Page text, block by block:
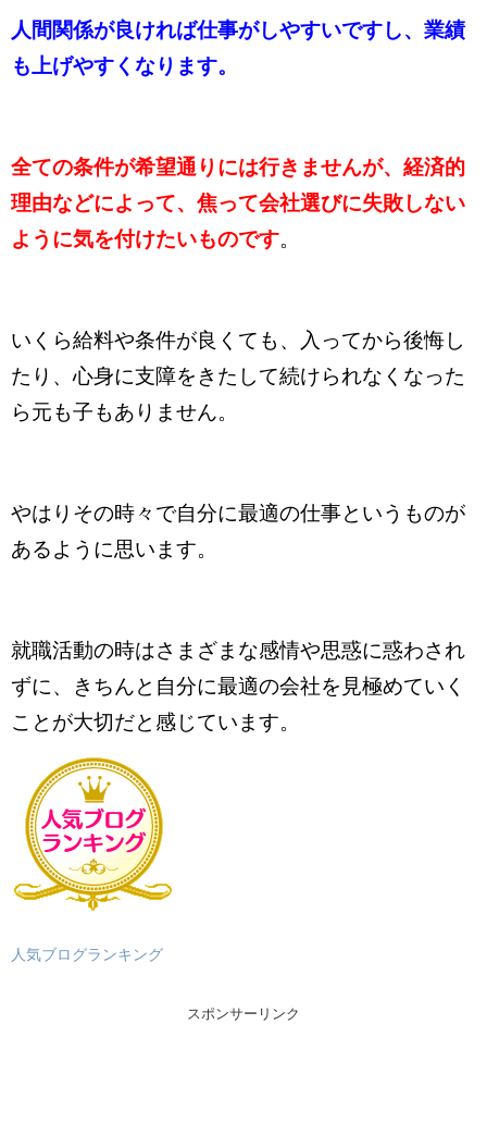
人間関係が良ければ仕事がしやすいですし、業績
も上げやすくなります。
全ての条件が希望通りには行きませんが、経済的
理由などによって、焦って会社選びに失敗しない
ように気を付けたいものです
いくら給料や条件が良くても、入ってから後悔し
たり、心身に支障をきたして続けられなくなった
ら元も子もありません。
やはりその時々で自分に最適の仕事というものが
あるように思います。
就職活動の時はさまざまな感情や思惑に惑わされ
ずに、きちんと自分に最適の会社を見極めていく
ことが大切だと感じています。
人気ブログランキング
スポンサーリンク